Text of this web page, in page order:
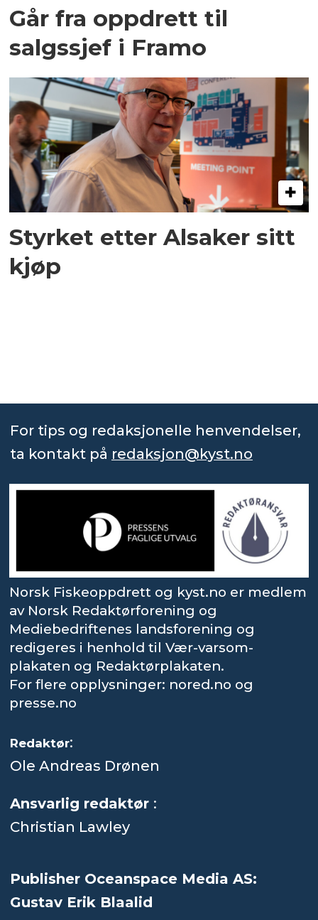
Går fra oppdrett til
salgssjef i Framo
Styrket etter Alsaker sitt
kjøp
For tips og redaksjonelle henvendelser,
ta kontakt på redaksjon@kyst.no
Norsk Fiskeoppdrett og kyst.no er medlem
av Norsk Redaktørforening og
Mediebedriftenes landsforening og
redigeres i henhold til Vær-varsom-
plakaten og Redaktørplakaten.
For flere opplysninger: nored.no og
presse.no
Redaktør:
Ole Andreas Drønen
Ansvarlig redaktør :
Christian Lawley
Publisher Oceanspace Media AS:
Gustav Erik Blaalid